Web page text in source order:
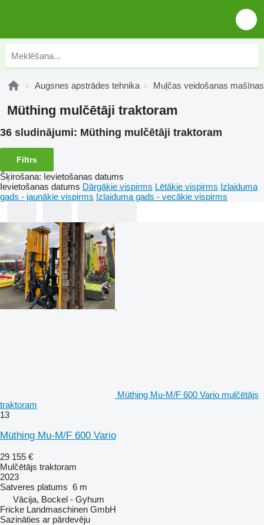
Augsnes apstrādes tehnika Muļčas veidošanas mašīnas
Müthing mulčētāji traktoram
36 sludinājumi: Müthing mulčētāji traktoram
Filtrs
Šķirošana: Ievietošanas datums
Ievietošanas datums Dārgākie vispirms Lētākie vispirms Izlaiduma
gads - jaunākie vispirms Izlaiduma gads - vecākie vispirms
Müthing Mu-M/F 600 Vario mulčētājs
traktoram
13
Müthing Mu-M/F 600 Vario
29 155 €
Mulčētājs traktoram
2023
Satveres platums 6 m
Vācija, Bockel - Gyhum
Fricke Landmaschinen GmbH
Sazināties ar pārdevēju